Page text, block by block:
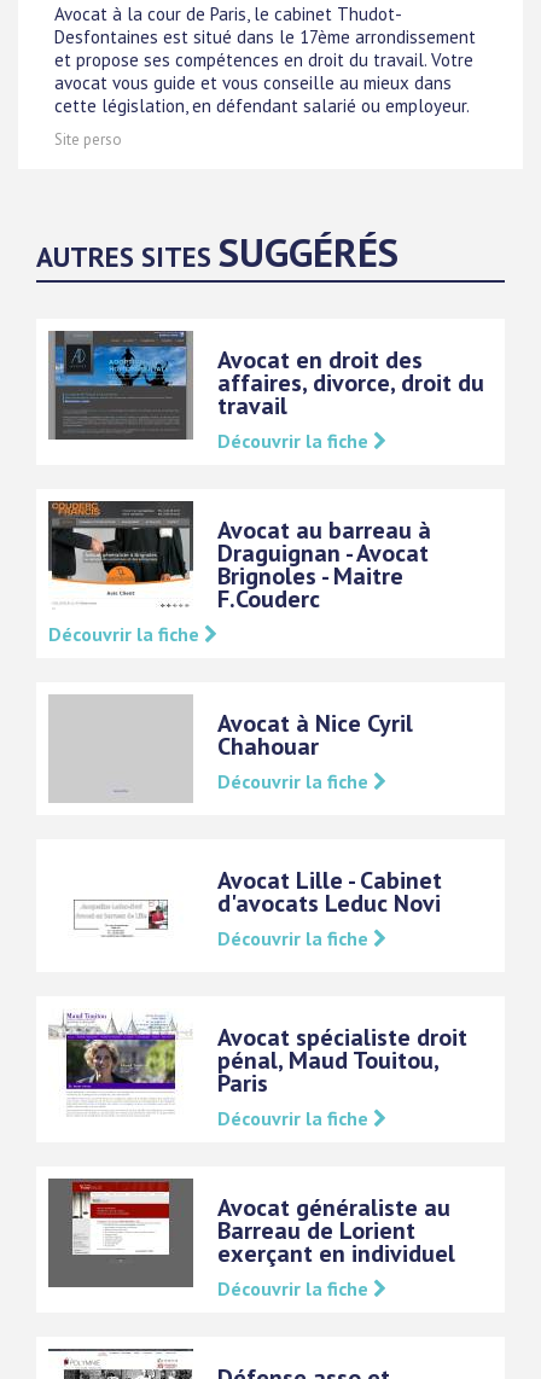
Avocat à la cour de Paris, le cabinet Thudot-
Desfontaines est situé dans le 17ème arrondissement
et propose ses compétences en droit du travail. Votre
avocat vous guide et vous conseille au mieux dans
cette législation, en défendant salarié ou employeur.
Site perso
AUTRES SITES SUGGÉRÉS
Avocat en droit des
affaires, divorce, droit du
travail
Découvrir la fiche
Avocat au barreau à
Draguignan - Avocat
Brignoles - Maitre
F.Couderc
Découvrir la fiche
Avocat à Nice Cyril
Chahouar
Découvrir la fiche
Avocat Lille - Cabinet
d'avocats Leduc Novi
Découvrir la fiche
Avocat spécialiste droit
pénal, Maud Touitou,
Paris
Découvrir la fiche
Avocat généraliste au
Barreau de Lorient
exerçant en individuel
Découvrir la fiche